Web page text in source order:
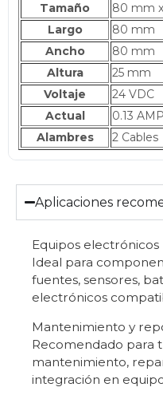
Tamaño
80 mm
Largo
80 mm
Ancho
80 mm
Altura
25 mm
Voltaje
24 VDC
Actual
0.13
Alambres
2 Cables
Aplicaciones
Equipos electrónicos
Ideal para
fuentes, sensores,
electrónicos
Mantenimiento y
Recomendado para
mantenimiento,
integración en